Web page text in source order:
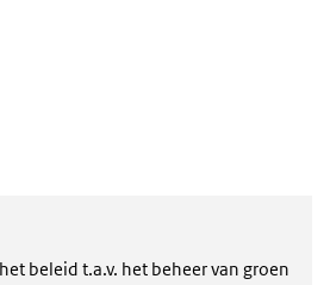
beleid t.a.v. het beheer van groen